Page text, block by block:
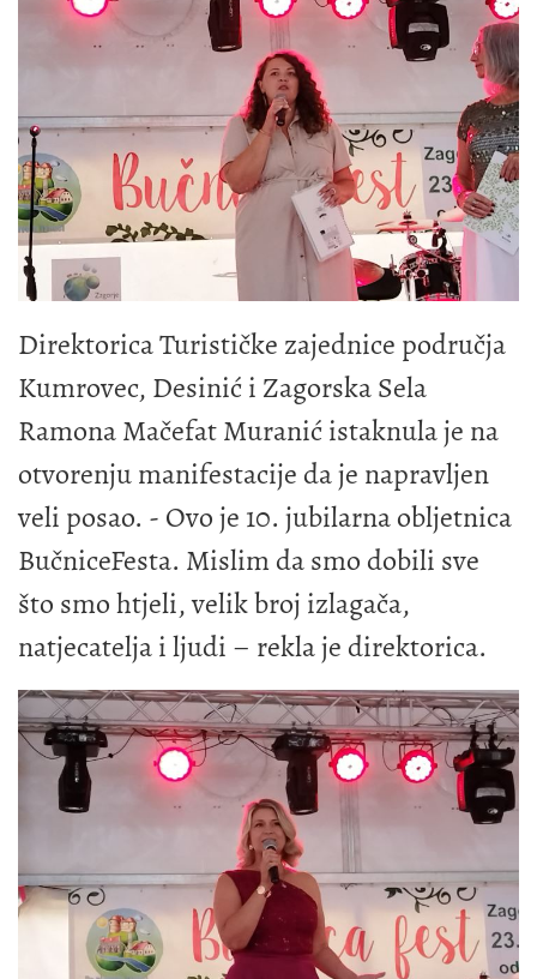
Direktorica Turističke zajednice područja
Kumrovec, Desinić i Zagorska Sela
Ramona Mačefat Muranić istaknula je na
otvorenju manifestacije da je napravljen
veli posao. - Ovo je 10. jubilarna obljetnica
BučniceFesta. Mislim da smo dobili sve
što smo htjeli, velik broj izlagača,
natjecatelja i ljudi – rekla je direktorica.